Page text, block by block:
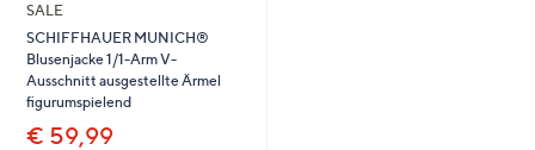
SALE
SCHIFFHAUER MUNICH®
Blusenjacke 1/1-Arm V-
Ausschnitt ausgestellte Ärmel
figurumspielend
€ 59,99